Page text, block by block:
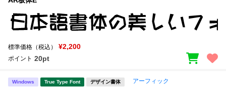
よくあるご質問
セット or 単体
標準価格（税込） ¥2,200
ポイント 20pt
Windows True Type Font デザイン書体 アーフィック